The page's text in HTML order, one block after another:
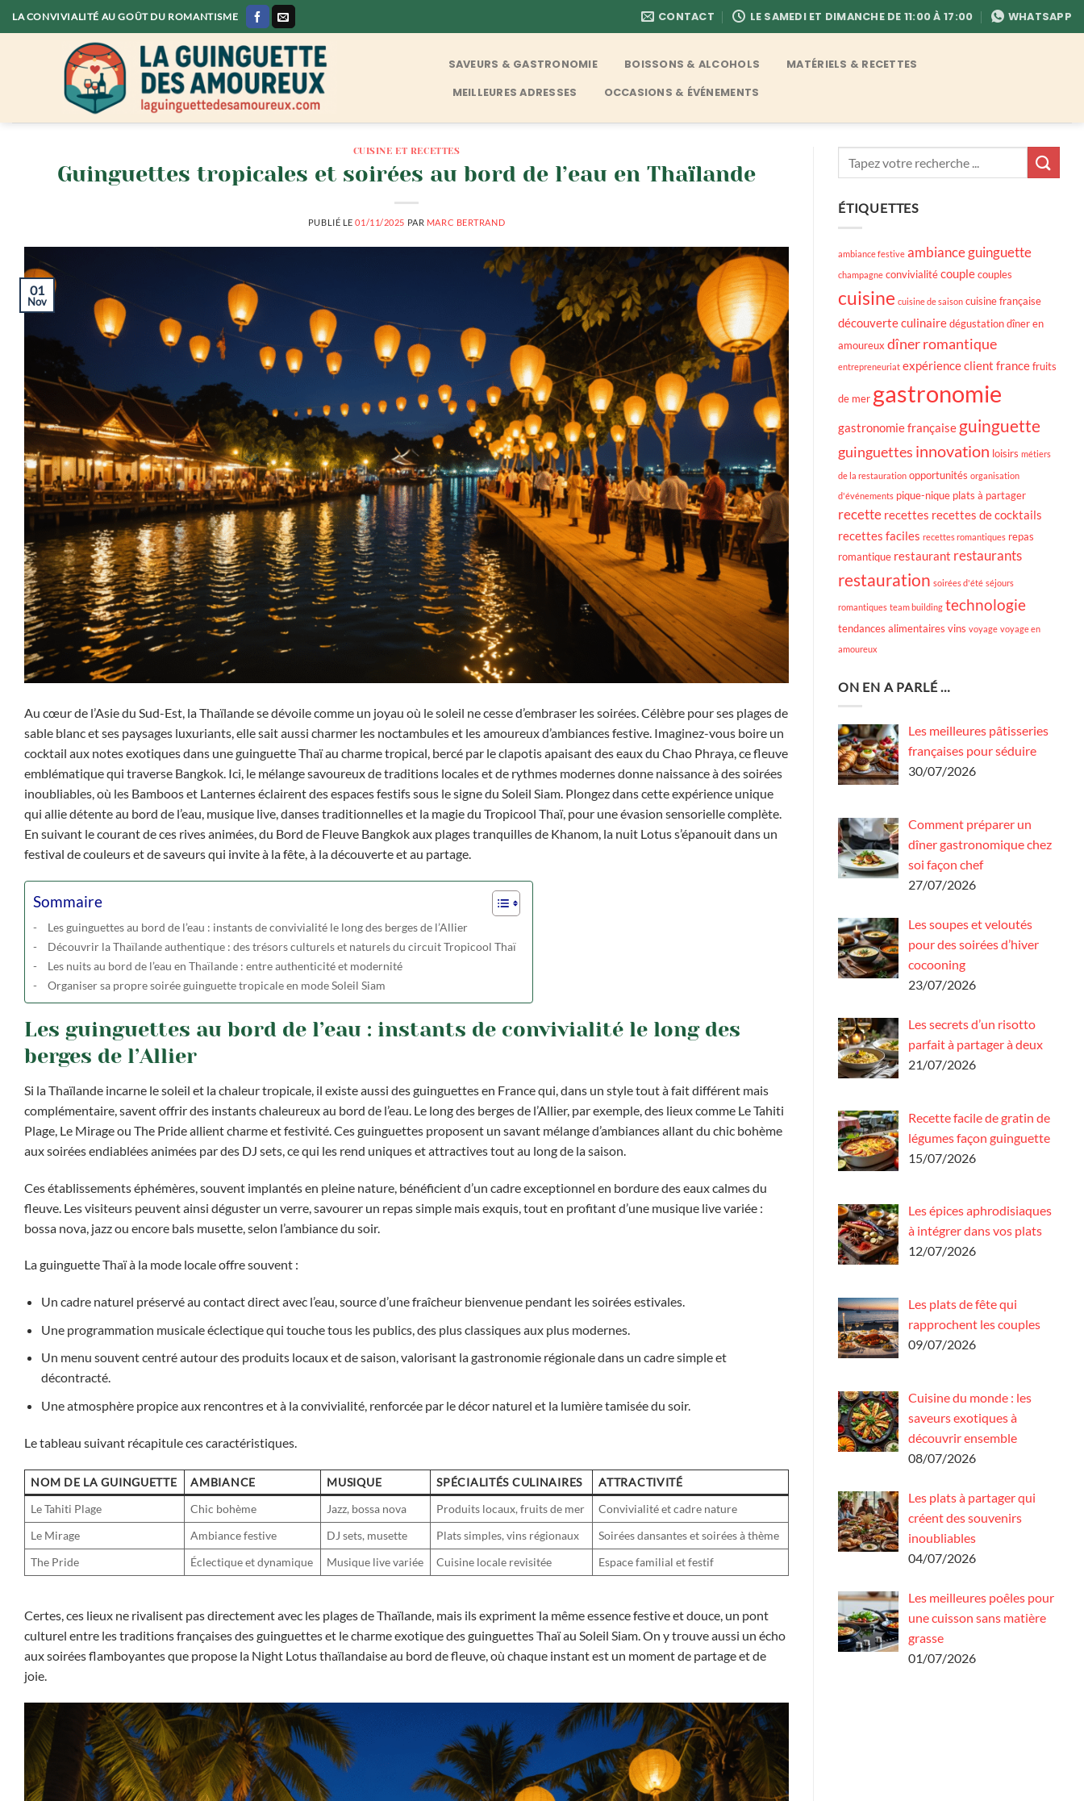
Passer
au
LA CONVIVIALITÉ AU GOÛT DU ROMANTISME CONTACT LE SAMEDI ET DIMANCHE DE 11:00 À 17:00 WHATSAPP
SAVEURS & GASTRONOMIE BOISSONS & ALCOHOLS MATÉRIELS & RECETTES
MEILLEURES ADRESSES OCCASIONS & ÉVÉNEMENTS
CUISINE ET RECETTES
Guinguettes tropicales et soirées au bord de l’eau en Thaïlande
PUBLIÉ LE01/11/2025 PAR MARC BERTRAND
01
Nov
Au cœur de l’Asie du Sud-Est, la Thaïlande se dévoile comme un joyau où le soleil ne cesse d’embraser les soirées. Célèbre pour ses plages de
sable blanc et ses paysages luxuriants, elle sait aussi charmer les noctambules et les amoureux d’ambiances festive. Imaginez-vous boire un
cocktail aux notes exotiques dans une guinguette Thaï au charme tropical, bercé par le clapotis apaisant des eaux du Chao Phraya, ce fleuve
emblématique qui traverse Bangkok. Ici, le mélange savoureux de traditions locales et de rythmes modernes donne naissance à des soirées
inoubliables, où les Bamboos et Lanternes éclairent des espaces festifs sous le signe du Soleil Siam. Plongez dans cette expérience unique
qui allie détente au bord de l’eau, musique live, danses traditionnelles et la magie du Tropicool Thaï, pour une évasion sensorielle complète.
En suivant le courant de ces rives animées, du Bord de Fleuve Bangkok aux plages tranquilles de Khanom, la nuit Lotus s’épanouit dans un
festival de couleurs et de saveurs qui invite à la fête, à la découverte et au partage.
Sommaire
Les guinguettes au bord de l’eau : instants de convivialité le long des berges de l’Allier
Découvrir la Thaïlande authentique : des trésors culturels et naturels du circuit Tropicool Thaï
Les nuits au bord de l’eau en Thaïlande : entre authenticité et modernité
Organiser sa propre soirée guinguette tropicale en mode Soleil Siam
Les guinguettes au bord de l’eau : instants de convivialité le long des
berges de l’Allier
Si la Thaïlande incarne le soleil et la chaleur tropicale, il existe aussi des guinguettes en France qui, dans un style tout à fait différent mais
complémentaire, savent offrir des instants chaleureux au bord de l’eau. Le long des berges de l’Allier, par exemple, des lieux comme Le Tahiti
Plage, Le Mirage ou The Pride allient charme et festivité. Ces guinguettes proposent un savant mélange d’ambiances allant du chic bohème
aux soirées endiablées animées par des DJ sets, ce qui les rend uniques et attractives tout au long de la saison.
Ces établissements éphémères, souvent implantés en pleine nature, bénéficient d’un cadre exceptionnel en bordure des eaux calmes du
fleuve. Les visiteurs peuvent ainsi déguster un verre, savourer un repas simple mais exquis, tout en profitant d’une musique live variée :
bossa nova, jazz ou encore bals musette, selon l’ambiance du soir.
La guinguette Thaï à la mode locale offre souvent :
Un cadre naturel préservé au contact direct avec l’eau, source d’une fraîcheur bienvenue pendant les soirées estivales.
Une programmation musicale éclectique qui touche tous les publics, des plus classiques aux plus modernes.
Un menu souvent centré autour des produits locaux et de saison, valorisant la gastronomie régionale dans un cadre simple et
décontracté.
Une atmosphère propice aux rencontres et à la convivialité, renforcée par le décor naturel et la lumière tamisée du soir.
Le tableau suivant récapitule ces caractéristiques.
NOM DE LA GUINGUETTE AMBIANCE MUSIQUE SPÉCIALITÉS CULINAIRES
ATTRACTIVITÉ
Le Tahiti Plage
Chic bohème Jazz, bossa nova Produits locaux, fruits de mer
Convivialité et cadre nature
Le Mirage
Ambiance festive DJ sets, musette Plats simples, vins régionaux
Soirées dansantes et soirées à thème
The Pride
Éclectique et dynamique Musique live variée Cuisine locale revisitée Espace familial et festif
Certes, ces lieux ne rivalisent pas directement avec les plages de Thaïlande, mais ils expriment la même essence festive et douce, un pont
culturel entre les traditions françaises des guinguettes et le charme exotique des guinguettes Thaï au Soleil Siam. On y trouve aussi un écho
aux soirées flamboyantes que propose la Night Lotus thaïlandaise au bord de fleuve, où chaque instant est un moment de partage et de
joie.
ÉTIQUETTES
ambiance festive ambiance guinguette
champagne convivialitécouplecouples
cuisine cuisine de saison cuisine française
découverte culinairedégustationdîner en
amoureux dîner romantique
entrepreneuriat expérience client francefruits
de mer gastronomie
gastronomie française guinguette
guinguettes innovation loisirs métiers
de la restauration opportunités organisation
d'événements pique-nique plats à partager
recette recettes recettes de cocktails
recettes faciles recettes romantiques repas
romantique restaurant restaurants
restauration soirées d'été séjours
romantiques team building technologie
tendances alimentaires vins voyage voyage en
amoureux
ON EN A PARLÉ …
Les meilleures pâtisseries
françaises pour séduire
30/07/2026
Comment préparer un
dîner gastronomique chez
soi façon chef
27/07/2026
Les soupes et veloutés
pour des soirées d’hiver
cocooning
23/07/2026
Les secrets d’un risotto
parfait à partager à deux
21/07/2026
Recette facile de gratin de
légumes façon guinguette
15/07/2026
Les épices aphrodisiaques
à intégrer dans vos plats
12/07/2026
Les plats de fête qui
rapprochent les couples
09/07/2026
Cuisine du monde : les
saveurs exotiques à
découvrir ensemble
08/07/2026
Les plats à partager qui
créent des souvenirs
inoubliables
04/07/2026
Les meilleures poêles pour
une cuisson sans matière
grasse
01/07/2026